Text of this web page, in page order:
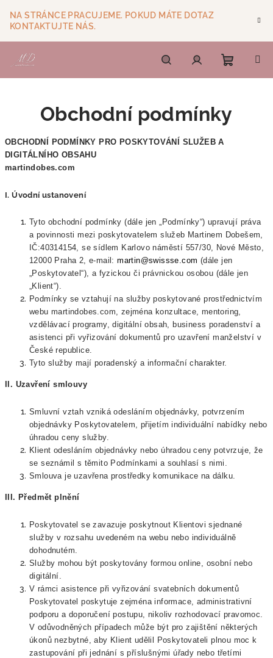
obsah
NA STRÁNCE PRACUJEME. POKUD MÁTE DOTAZ
KONTAKTUJTE NÁS.
HledatPřihlášení
košík
Obchodní podmínky
OBCHODNÍ PODMÍNKY PRO POSKYTOVÁNÍ SLUŽEB A
DIGITÁLNÍHO OBSAHU
martindobes.com
I. Úvodní ustanovení
Tyto obchodní podmínky (dále jen „Podmínky“) upravují práva
a povinnosti mezi poskytovatelem služeb Martinem Dobešem,
IČ:40314154, se sídlem Karlovo náměstí 557/30, Nové Město,
12000 Praha 2, e-mail:martin@swissse.com (dále jen
„Poskytovatel“), a fyzickou či právnickou osobou (dále jen
„Klient“).
Podmínky se vztahují na služby poskytované prostřednictvím
webu martindobes.com, zejména konzultace, mentoring,
vzdělávací programy, digitální obsah, business poradenství a
asistenci při vyřizování dokumentů pro uzavření manželství v
České republice.
Tyto služby mají poradenský a informační charakter.
II. Uzavření smlouvy
Smluvní vztah vzniká odesláním objednávky, potvrzením
objednávky Poskytovatelem, přijetím individuální nabídky nebo
úhradou ceny služby.
Klient odesláním objednávky nebo úhradou ceny potvrzuje, že
se seznámil s těmito Podmínkami a souhlasí s nimi.
Smlouva je uzavřena prostředky komunikace na dálku.
III. Předmět plnění
Poskytovatel se zavazuje poskytnout Klientovi sjednané
služby v rozsahu uvedeném na webu nebo individuálně
dohodnutém.
Služby mohou být poskytovány formou online, osobní nebo
digitální.
V rámci asistence při vyřizování svatebních dokumentů
Poskytovatel poskytuje zejména informace, administrativní
podporu a doporučení postupu, nikoliv rozhodovací pravomoc.
V odůvodněných případech může být pro zajištění některých
úkonů nezbytné, aby Klient udělil Poskytovateli plnou moc k
zastupování při jednání s příslušnými úřady nebo třetími